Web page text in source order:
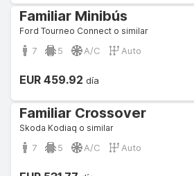
Familiar Minibús
Ford Tourneo Connect o similar
7 5 A/C Auto
EUR 459.92 día
Familiar Crossover
Skoda Kodiaq o similar
7 5 A/C Auto